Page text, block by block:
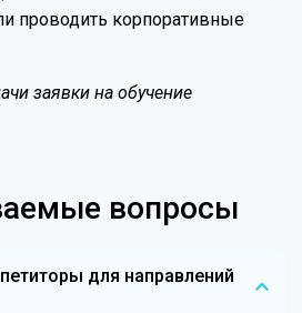
проводить корпоративные
заявки на обучение
вопросы
для направлений